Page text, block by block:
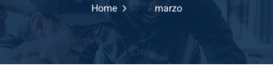
Home 2022marzo